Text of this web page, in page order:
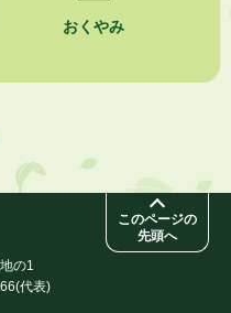
行)を掲載しました
おくやみ
このページの
先頭へ
の1
代表)